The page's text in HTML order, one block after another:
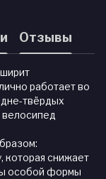
Отзывы
работает во
твёрдых
велосипед
снижает
особой формы